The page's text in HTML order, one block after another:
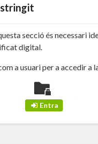
secció és necessari
digital.
a usuari per a accedir a